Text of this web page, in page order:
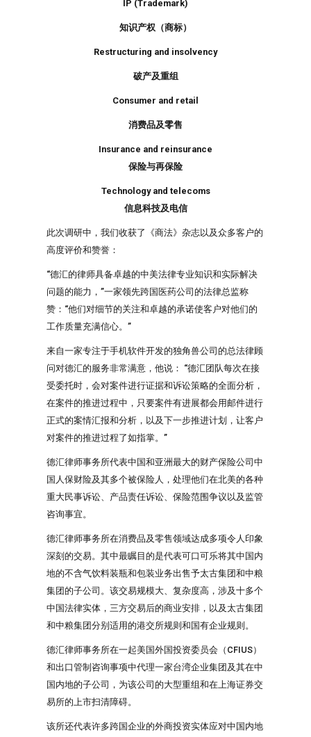
IP (Trademark)
知识产权（商标）
Restructuring and insolvency
破产及重组
Consumer and retail
消费品及零售
Insurance and reinsurance
保险与再保险
Technology and telecoms
信息科技及电信
此次调研中，我们收获了《商法》杂志以及众多客户的
高度评价和赞誉：
“德汇的律师具备卓越的中美法律专业知识和实际解决
问题的能力，”一家领先跨国医药公司的法律总监称
赞：“他们对细节的关注和卓越的承诺使客户对他们的
工作质量充满信心。”
来自一家专注于手机软件开发的独角兽公司的总法律顾
问对德汇的服务非常满意，他说： “德汇团队每次在接
受委托时，会对案件进行证据和诉讼策略的全面分析，
在案件的推进过程中，只要案件有进展都会用邮件进行
正式的案情汇报和分析，以及下一步推进计划，让客户
对案件的推进过程了如指掌。”
德汇律师事务所代表中国和亚洲最大的财产保险公司中
国人保财险及其多个被保险人，处理他们在北美的各种
重大民事诉讼、产品责任诉讼、保险范围争议以及监管
咨询事宜。
德汇律师事务所在消费品及零售领域达成多项令人印象
深刻的交易。其中最瞩目的是代表可口可乐将其中国内
地的不含气饮料装瓶和包装业务出售予太古集团和中粮
集团的子公司。该交易规模大、复杂度高，涉及十多个
中国法律实体，三方交易后的商业安排，以及太古集团
和中粮集团分别适用的港交所规则和国有企业规则。
德汇律师事务所在一起美国外国投资委员会（CFIUS）
和出口管制咨询事项中代理一家台湾企业集团及其在中
国内地的子公司，为该公司的大型重组和在上海证券交
易所的上市扫清障碍。
该所还代表许多跨国企业的外商投资实体应对中国内地